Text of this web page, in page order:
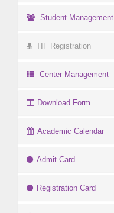
Student Management
TIF Registration
Center Management
Download Form
Academic Calendar
Admit Card
Registration Card